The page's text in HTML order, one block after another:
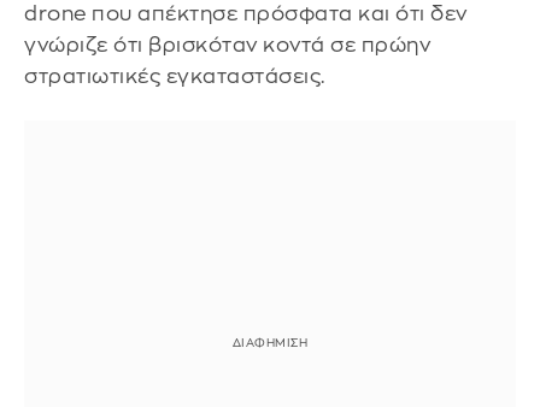
drone που απέκτησε πρόσφατα και ότι δεν
γνώριζε ότι βρισκόταν κοντά σε πρώην
στρατιωτικές εγκαταστάσεις.